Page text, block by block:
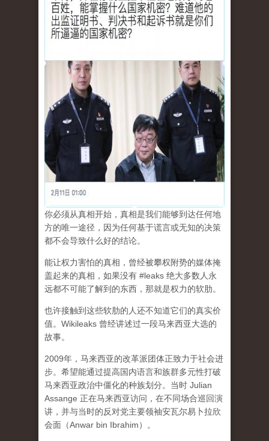
你必须从真相开始，真相是我们能够到达任何地
方的唯一途径，因为任何基于谎言或无知的决策
都不会导致什么好的结论。
能让权力害怕的真相，曾经被攀权附势的媒体掩
盖起来的真相，如果没有 #leaks 绝大多数人永
远都不可能了解到的东西，那就是权力的软肋。
也许接触到这些软肋的人还不知道它们的真实价
值。Wikileaks 曾经讲述过一段马来西亚大选的
故事。
2009年，马来西亚的改革派团体正致力于社会进
步。希望能通过提高国内语言和族群多元性打破
马来西亚政治中僵化的种族划分。当时 Julian
Assange 正在马来西亚访问，在不同场合巡回演
讲，并与当时的反对党主要领袖安瓦尔易卜拉欣
会面（Anwar bin Ibrahim）。